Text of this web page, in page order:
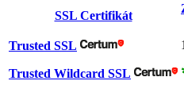
SSL Certifikát
Trusted SSL
1
Trusted Wildcard SSL